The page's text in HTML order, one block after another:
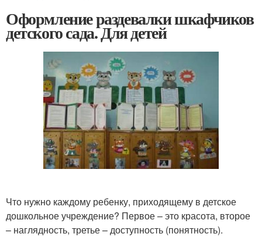
Оформление раздевалки шкафчиков
детского сада. Для детей
Что нужно каждому ребенку, приходящему в детское
дошкольное учреждение? Первое – это красота, второе
– наглядность, третье – доступность (понятность).